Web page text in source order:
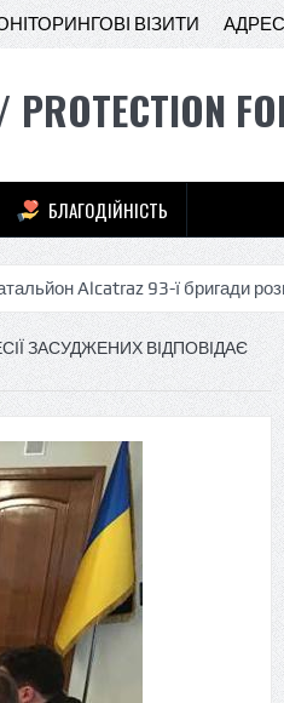
ВІЗИТИ
БЛАГОДІЙНІСТЬ
93-ї бригади розширює
ЗАСУДЖЕНИХ ВІДПОВІДАЄ